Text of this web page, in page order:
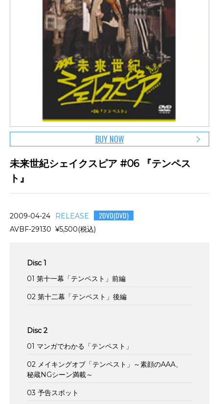
BUY NOW
未来世紀シェイクスピア #06 『テンペス
ト』
2009-04-24 RELEASE 2DVD(DVD)
AVBF-29130 ¥5,500(税込)
Disc 1
01 第十一幕「テンペスト」前編
02 第十二幕「テンペスト」後編
Disc 2
01 マンガでわかる「テンペスト」
02 メイキングオブ「テンペスト」～素顔のAAA、
秘蔵NGシーン満載～
03 予告スポット